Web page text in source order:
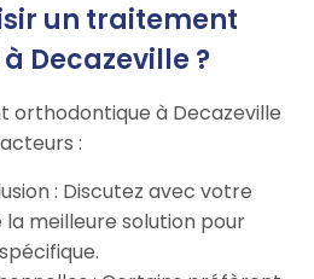
un traitement
Decazeville ?
orthodontique à Decazeville
:
: Discutez avec votre
meilleure solution pour